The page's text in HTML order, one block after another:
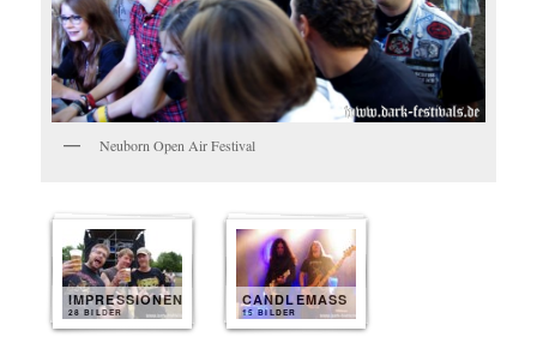
Neuborn Open Air Festival
IMPRESSIONEN
28 BILDER
CANDLEMASS
15 BILDER